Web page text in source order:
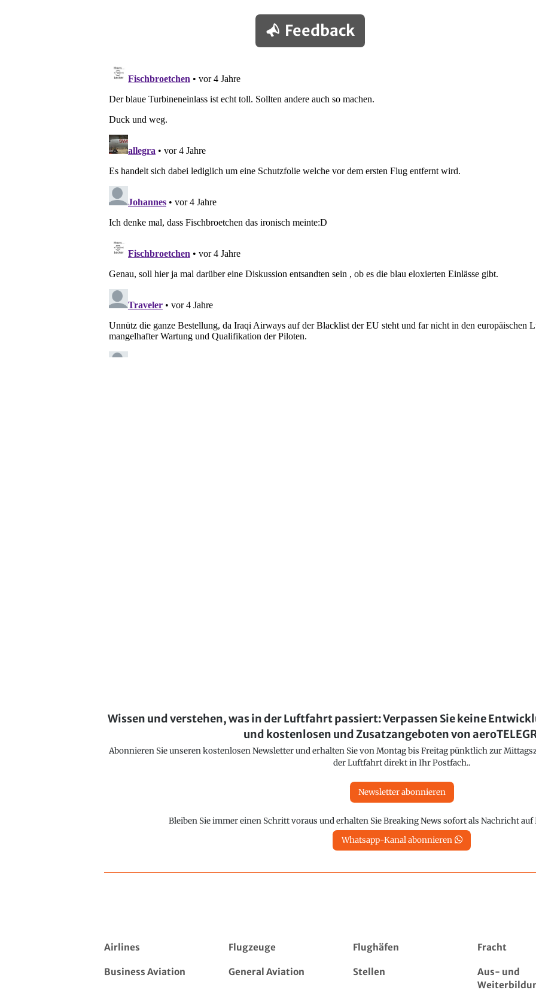
Feedback
Wissen und verstehen, was in der Luftfahrt passiert: Verpassen Sie keine
und kostenlosen und Zusatzangeboten von
Abonnieren Sie unseren kostenlosen Newsletter und erhalten Sie von Montag bis Freitag pünktlich zur
der Luftfahrt direkt in Ihr Postfach..
Newsletter abonnieren
Bleiben Sie immer einen Schritt voraus und erhalten Sie Breaking News sofort als Nachricht
Whatsapp-Kanal abonnieren
Airlines Flugzeuge Flughäfen Fracht
Business Aviation General Aviation Stellen
Aus- und